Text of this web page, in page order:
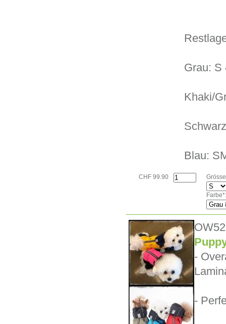
Grau: S
Khaki/
Blau:
CHF 99.90
Farbe*:
-
-